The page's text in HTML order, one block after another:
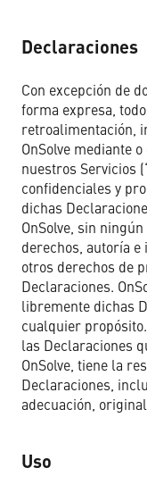
Declaraciones
Con excepción de
forma expresa,
retroalimentación,
OnSolve mediante
nuestros Servicios
confidenciales y
dichas
OnSolve, sin
derechos, autoría
otros derechos de
Declaraciones.
libremente dichas
cualquier
las Declaraciones
OnSolve, tiene la
Declaraciones,
adecuación,
Uso